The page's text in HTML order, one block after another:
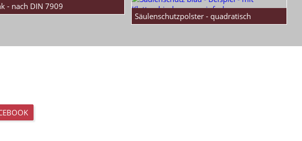
- nach DIN 7909
Säulenschutzpolster - quadratisch